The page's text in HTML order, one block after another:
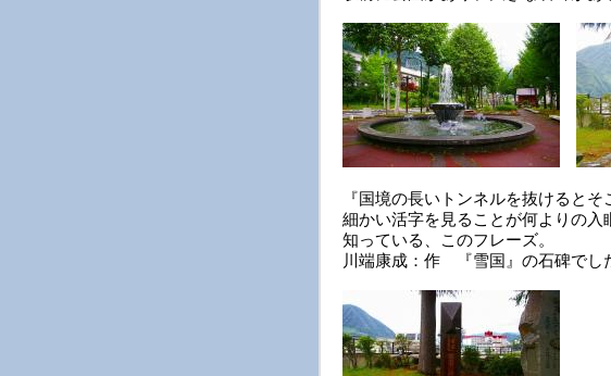
『国境の長いトンネルを抜けると
細かい活字を見ることが何よりの入
知っている、このフレーズ。
川端康成：作 『雪国』の石碑でし